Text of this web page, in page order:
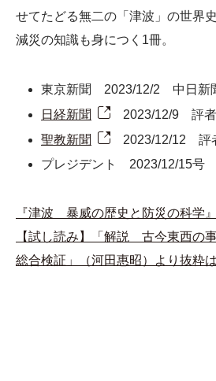
せてたどる無二の「津波」の世界
減災の知識も身につく1冊。
東京新聞 2023/12/2 中日
日経新聞
2023/12/9 評者
聖教新聞
2023/12/12 評
プレジデント 2023/12/15号
『津波 暴威の歴史と防災の科学
【試し読み】「解説 古今東西の
総合検証」（河田惠昭）より抜粋